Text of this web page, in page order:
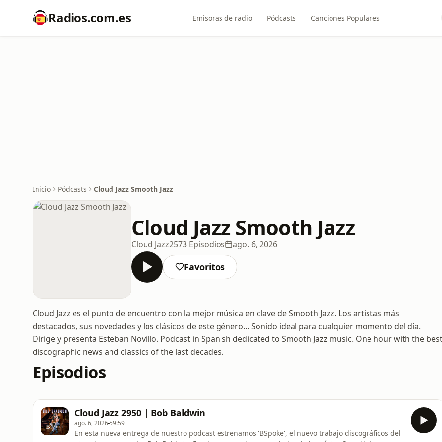
Radios.com.es Emisoras de radio Pódcasts Canciones Populares
Inicio Pódcasts Cloud Jazz Smooth Jazz
Cloud Jazz Smooth Jazz
Cloud Jazz2573 Episodios ago. 6, 2026
Favoritos
Cloud Jazz es el punto de encuentro con la mejor música en clave de Smooth Jazz. Los artistas más
destacados, sus novedades y los clásicos de este género... Sonido ideal para cualquier momento del día.
Dirige y presenta Esteban Novillo. Podcast in Spanish dedicated to Smooth Jazz music. One hour with the best
discographic news and classics of the last decades.
Episodios
Cloud Jazz 2950 | Bob Baldwin
ago. 6, 2026 59:59
En esta nueva entrega de nuestro podcast estrenamos 'BSpoke', el nuevo trabajo discográficos del